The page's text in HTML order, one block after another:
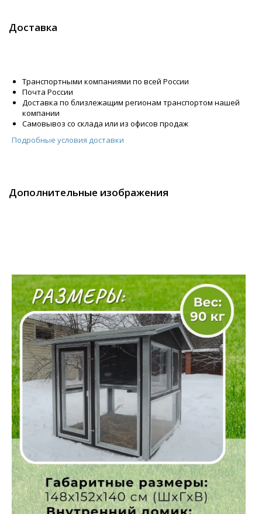
Доставка
Транспортными компаниями по всей России
Почта России
Доставка по близлежащим регионам транспортом нашей
компании
Самовывоз со склада или из офисов продаж
Подробные условия доставки
Дополнительные изображения